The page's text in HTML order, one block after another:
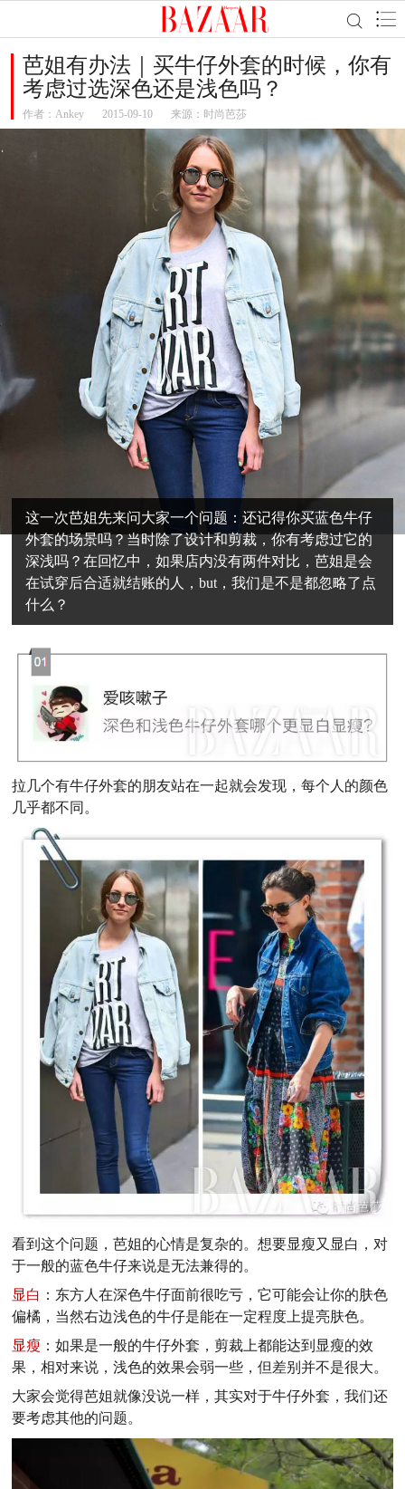
芭姐有办法｜买牛仔外套的时候，你有
考虑过选深色还是浅色吗？
作者： Ankey 2015-09-10 来源：时尚芭莎
这一次芭姐先来问大家一个问题：还记得你买蓝色牛仔
外套的场景吗？当时除了设计和剪裁，你有考虑过它的
深浅吗？在回忆中，如果店内没有两件对比，芭姐是会
在试穿后合适就结账的人，but，我们是不是都忽略了点
什么？
拉几个有牛仔外套的朋友站在一起就会发现，每个人的颜色
几乎都不同。
看到这个问题，芭姐的心情是复杂的。想要显瘦又显白，对
于一般的蓝色牛仔来说是无法兼得的。
显白 ：东方人在深色牛仔面前很吃亏，它可能会让你的肤色
偏橘，当然右边浅色的牛仔是能在一定程度上提亮肤色。
显瘦 ：如果是一般的牛仔外套，剪裁上都能达到显瘦的效
果，相对来说，浅色的效果会弱一些，但差别并不是很大。
大家会觉得芭姐就像没说一样，其实对于牛仔外套，我们还
要考虑其他的问题。